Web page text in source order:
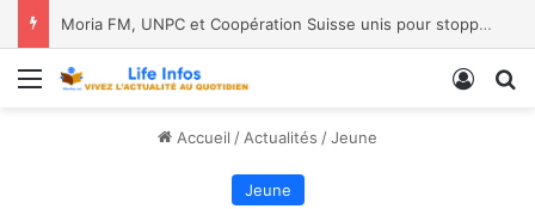
Moria FM, UNPC et Coopération Suisse unis pour stopper Ebola à Bukavu
Menu
Accueil / Actualités /Jeune
Jeune